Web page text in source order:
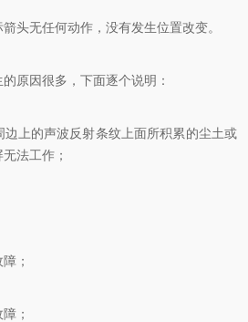
无任何动作，没有发生位置改变。
因很多，下面逐个说明：
的声波反射条纹上面所积累的尘土或
法工作；
；
；